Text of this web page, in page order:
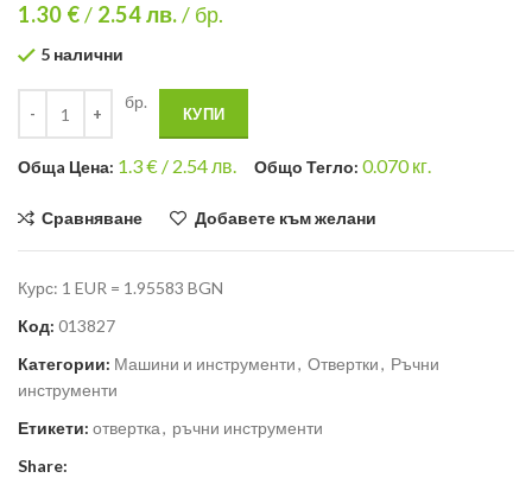
1.30 €/ 2.54лв./ бр.
5 налични
бр.
КУПИ
Общa Цена: 1.3€ / 2.54 лв. Общо Тегло: 0.070кг.
Сравняване Добавете към желани
Курс: 1 EUR = 1.95583 BGN
Код: 013827
Категории: Машини и инструменти, Отвертки, Ръчни
инструменти
Етикети: отвертка, ръчни инструменти
Share: